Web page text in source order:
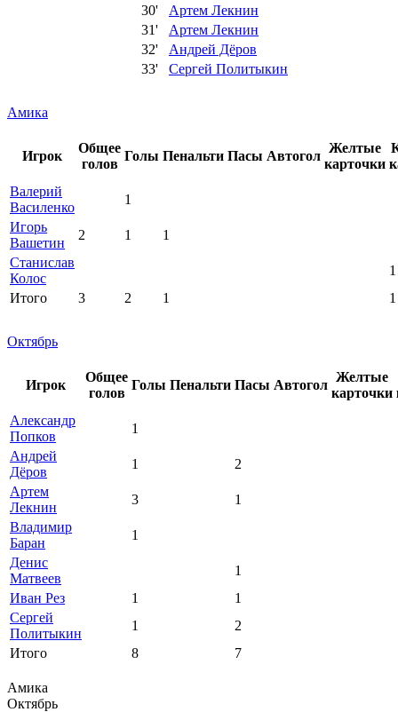
30'
Артем Лекнин
31'
Артем Лекнин
32'
Андрей Дёров
33'
Сергей Политыкин
Амика
Игрок
Общее
голов
Голы Пенальти Пасы Автогол
Желтые
карточки
Валерий
Василенко
1
Игорь
Вашетин
2 1
1
Станислав
Колос
1
Итого
3 2 1 1
Октябрь
Игрок
Общее
голов
Голы Пенальти Пасы Автогол
Желтые
карточки
Александр
Попков
1
Андрей
Дёров
1
2
Артем
Лекнин
3
1
Владимир
Баран
1
Денис
Матвеев
1
Иван Рез
1
1
Сергей
Политыкин
1
2
Итого
8 7
Амика
Октябрь